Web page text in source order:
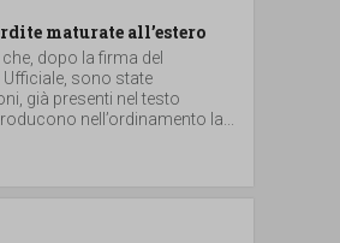
maturate all’estero
dopo la firma del
Ufficiale, sono state
già presenti nel testo
nell’ordinamento la...